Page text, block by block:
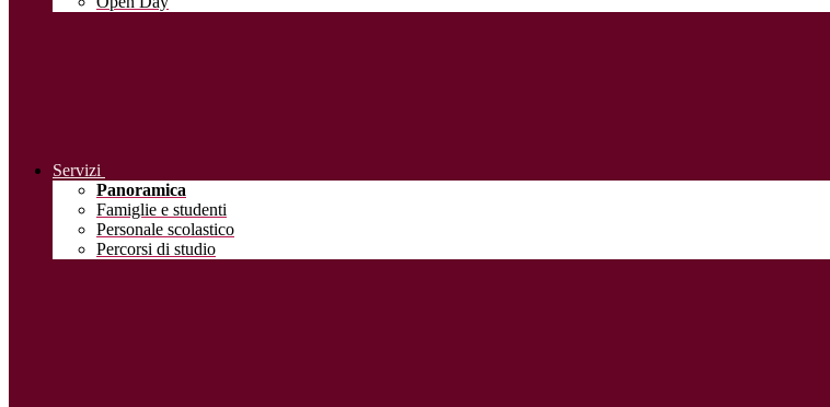
Servizi
Panoramica
Famiglie e studenti
Personale scolastico
Percorsi di studio